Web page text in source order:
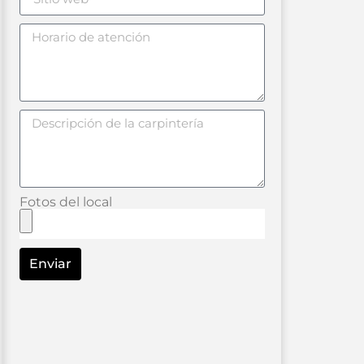
Fotos del local
Enviar